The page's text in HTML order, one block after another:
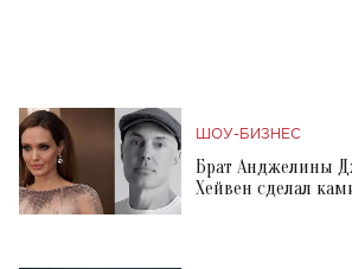
ШОУ-БИЗНЕС
Брат Анджелины
Хейвен сделал